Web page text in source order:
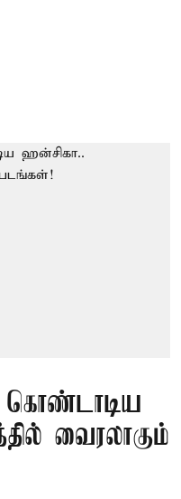
கொண்டாடிய
வைரலாகும்